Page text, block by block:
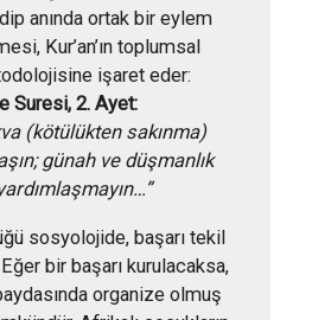
anında ortak bir eylem
Kur’an’ın toplumsal
işaret eder:
Suresi, 2. Ayet:
(kötülükten sakınma)
günah ve düşmanlık
sosyolojide, başarı tekil
bir başarı kurulacaksa,
organize olmuş